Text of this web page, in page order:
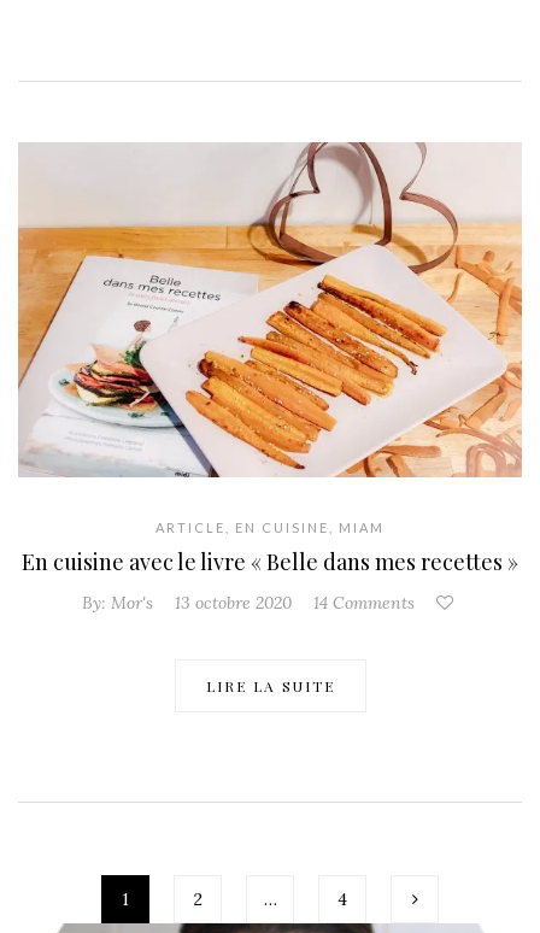
ARTICLE EN CUISINE MIAM
En cuisine avec le livre « Belle dans mes recettes »
By: Mor's 13 octobre 2020 14 Comments
LIRE LA SUITE
1 2 … 4